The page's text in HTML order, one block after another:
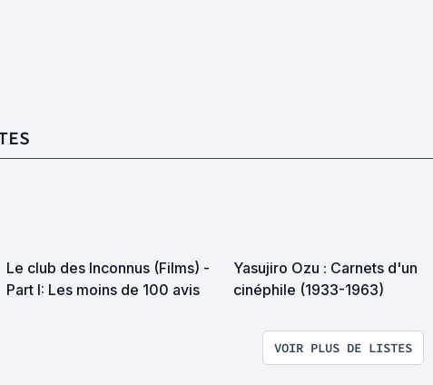
Le club des Inconnus (Films) -
Part I: Les moins de 100 avis
Yasujiro Ozu : Carnets d'un
cinéphile (1933-1963)
VOIR PLUS DE LISTES